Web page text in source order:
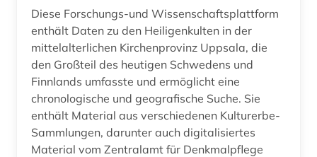
Diese Forschungs-und Wissenschaftsplattform
enthält Daten zu den Heiligenkulten in der
mittelalterlichen Kirchenprovinz Uppsala, die
den Großteil des heutigen Schwedens und
Finnlands umfasste und ermöglicht eine
chronologische und geografische Suche. Sie
enthält Material aus verschiedenen Kulturerbe-
Sammlungen, darunter auch digitalisiertes
Material vom Zentralamt für Denkmalpflege